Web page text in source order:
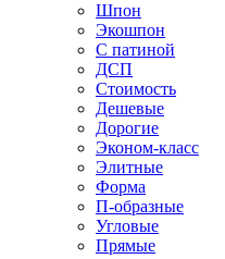
Шпон
Экошпон
С патиной
ДСП
Стоимость
Дешевые
Дорогие
Эконом-класс
Элитные
Форма
П-образные
Угловые
Прямые